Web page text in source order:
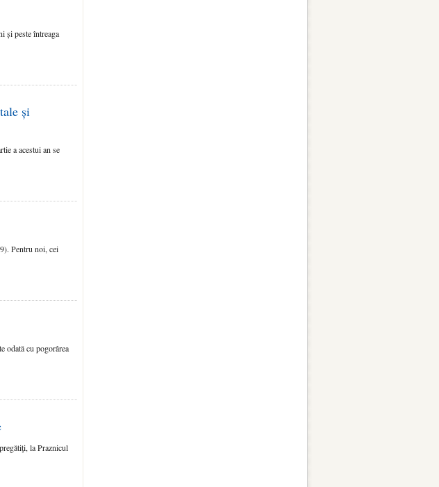
și peste întreaga
și
a acestui an se
Pentru noi, cei
odată cu pogorârea
la Praznicul